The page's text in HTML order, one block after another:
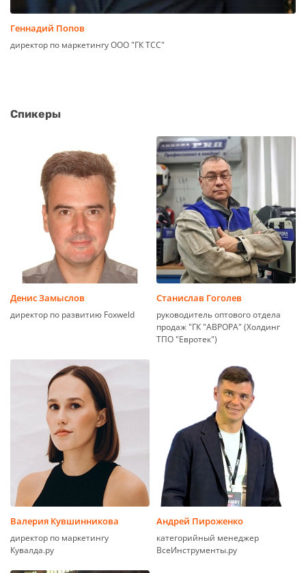
Геннадий Попов
директор по маркетингу ООО "ГК ТСС"
Спикеры
Денис Замыслов
директор по развитию Foxweld
Станислав Гоголев
руководитель оптового отдела
продаж "ГК "АВРОРА" (Холдинг
ТПО "Евротек")
Валерия Кувшинникова
директор по маркетингу
Кувалда.ру
Андрей Пироженко
категорийный менеджер
ВсеИнструменты.ру